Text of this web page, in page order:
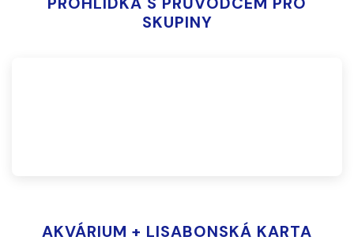
SKUPINY
AKVÁRIUM + LISABONSKÁ KARTA